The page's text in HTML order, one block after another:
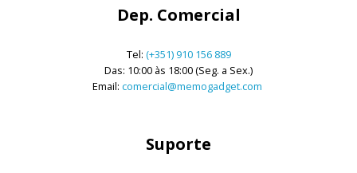
Dep. Comercial
Tel: (+351) 910 156 889
Das: 10:00 às 18:00 (Seg. a Sex.)
Email: comercial@memogadget.com
Suporte